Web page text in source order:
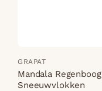
GRAPAT
Mandala Regenboog
Sneeuwvlokken